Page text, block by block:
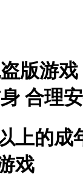
版游
合理
上的成
戏